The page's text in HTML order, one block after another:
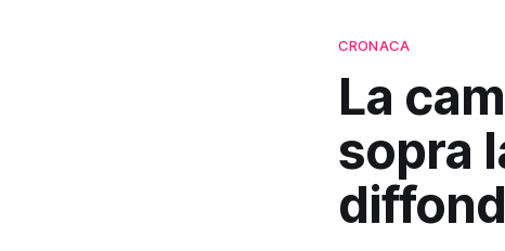
CRONACA
La
sopra